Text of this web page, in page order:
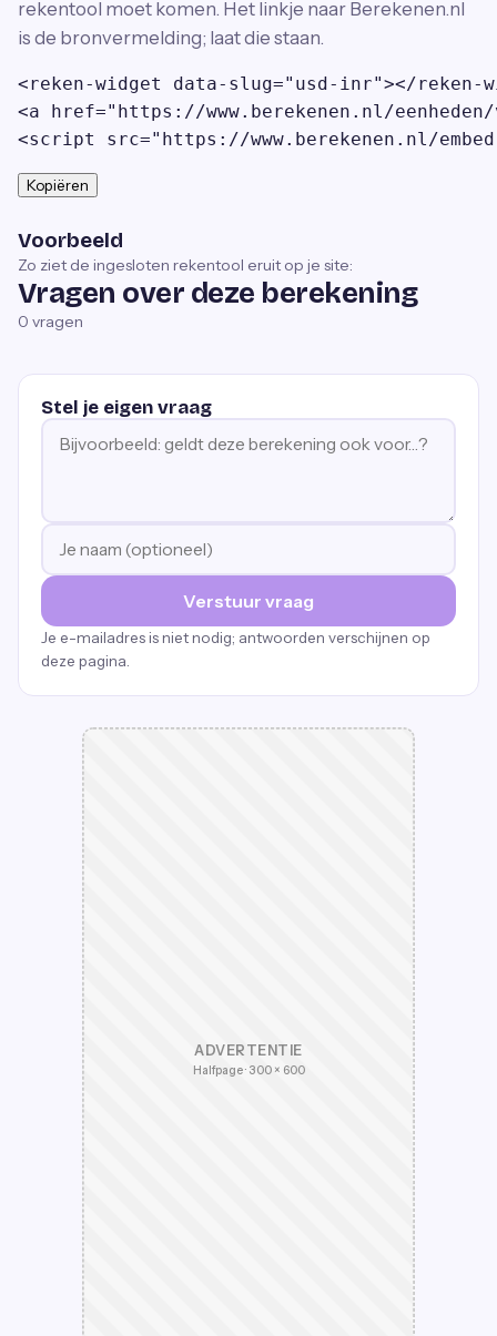
rekentool moet komen. Het linkje naar Berekenen.nl
is de bronvermelding; laat die staan.
<reken-widget data-slug="usd-inr"></reken-
<a href="https://www.berekenen.nl/
<script src="https://www.berekenen.nl/
Kopiëren
Voorbeeld
Zo ziet de ingesloten rekentool eruit op je site:
Vragen over deze berekening
0 vragen
Stel je eigen vraag
Verstuur vraag
Je e-mailadres is niet nodig; antwoorden verschijnen op
deze pagina.
ADVERTENTIE
Halfpage · 300 × 600